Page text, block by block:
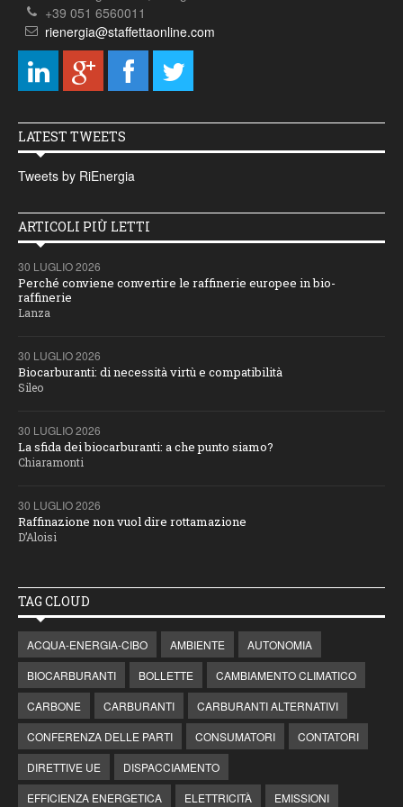
+39 051 6560011
rienergia@staffettaonline.com
LATEST TWEETS
Tweets by RiEnergia
ARTICOLI PIÙ LETTI
30 LUGLIO 2026
Perché conviene convertire le raffinerie europee in bio-
raffinerie
Lanza
30 LUGLIO 2026
Biocarburanti: di necessità virtù e compatibilità
Sileo
30 LUGLIO 2026
La sfida dei biocarburanti: a che punto siamo?
Chiaramonti
30 LUGLIO 2026
Raffinazione non vuol dire rottamazione
D’Aloisi
TAG CLOUD
ACQUA-ENERGIA-CIBO AMBIENTE
AUTONOMIA
BIOCARBURANTI
BOLLETTE
CAMBIAMENTO CLIMATICO
CARBONE
CARBURANTI
CARBURANTI ALTERNATIVI
CONFERENZA DELLE PARTI
CONSUMATORI
CONTATORI
DIRETTIVE UE
DISPACCIAMENTO
EFFICIENZA ENERGETICA
ELETTRICITÀ EMISSIONI